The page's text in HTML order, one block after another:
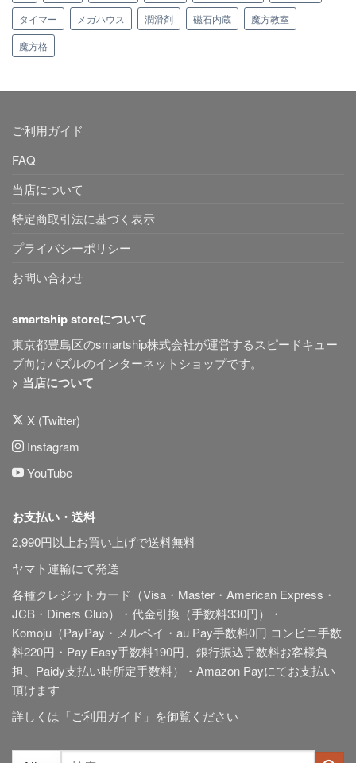
タイマー
メガハウス 潤滑剤 磁石内蔵
魔方教室
魔方格
ご利用ガイド
FAQ
当店について
特定商取引法に基づく表示
プライバシーポリシー
お問い合わせ
smartship storeについて
東京都豊島区のsmartship株式会社が運営するスピードキュー
ブ向けパズルのインターネットショップです。
> 当店について
X (Twitter)
Instagram
YouTube
お支払い・送料
2,990円以上お買い上げで送料無料
ヤマト運輸にて発送
各種クレジットカード（Visa・Master・American Express・
JCB・Diners Club）・代金引換（手数料330円）・
Komoju（PayPay・メルペイ・au Pay手数料0円 コンビニ手数
料220円・Pay Easy手数料190円、銀行振込手数料お客様負
担、Paidy支払い時所定手数料）・Amazon Payにてお支払い
頂けます
詳しくは「ご利用ガイド 」を御覧ください